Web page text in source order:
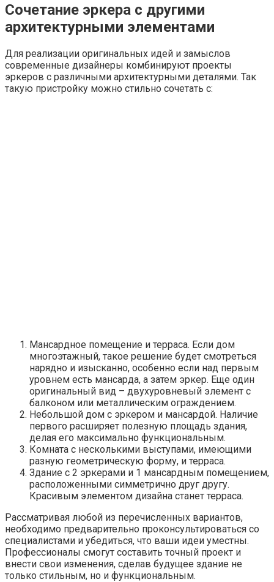
Сочетание эркера с другими
архитектурными элементами
Для реализации оригинальных идей и замыслов
современные дизайнеры комбинируют проекты
эркеров с различными архитектурными деталями. Так
такую ​​пристройку можно стильно сочетать с:
Мансардное помещение и терраса. Если дом
многоэтажный, такое решение будет смотреться
нарядно и изысканно, особенно если над первым
уровнем есть мансарда, а затем эркер. Еще один
оригинальный вид – двухуровневый элемент с
балконом или металлическим ограждением.
Небольшой дом с эркером и мансардой. Наличие
первого расширяет полезную площадь здания,
делая его максимально функциональным.
Комната с несколькими выступами, имеющими
разную геометрическую форму, и терраса.
Здание с 2 эркерами и 1 мансардным помещением,
расположенными симметрично друг другу.
Красивым элементом дизайна станет терраса.
Рассматривая любой из перечисленных вариантов,
необходимо предварительно проконсультироваться со
специалистами и убедиться, что ваши идеи уместны.
Профессионалы смогут составить точный проект и
внести свои изменения, сделав будущее здание не
только стильным, но и функциональным.